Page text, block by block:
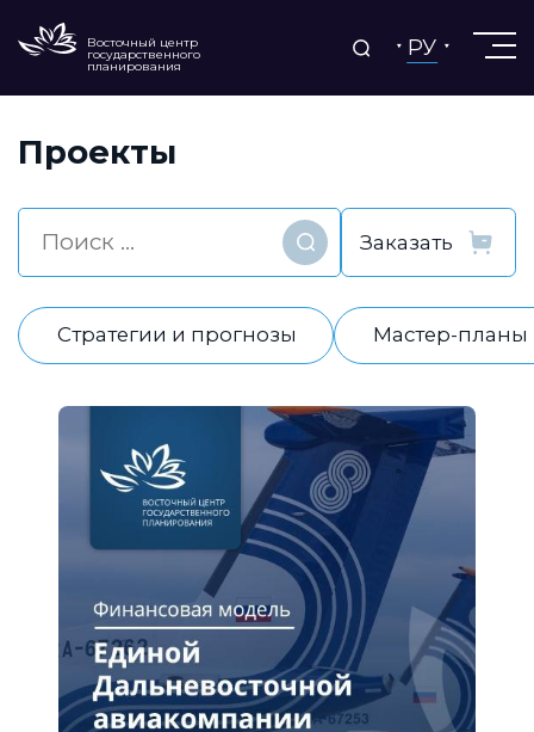
Восточный центр
государственного
планирования
РУ
Проекты
Найти
Стратегии и прогнозы Мастер-планы